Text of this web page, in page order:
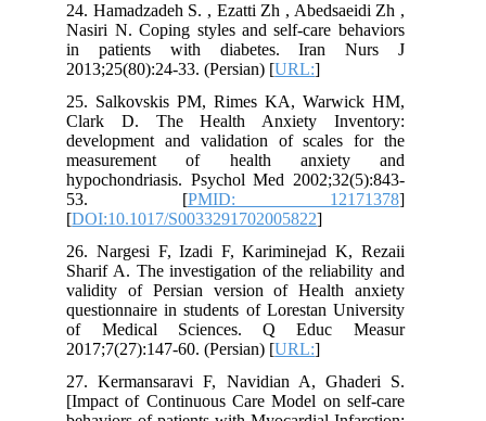
24. Hamadzadeh S. , Ezatti Zh , Abedsaeidi Zh ,
Nasiri N. Coping styles and self-care behaviors
in patients with diabetes. Iran Nurs J
2013;25(80):24-33. (Persian) [URL:
25. Salkovskis PM, Rimes KA, Warwick HM,
Clark D. The Health Anxiety Inventory:
development and validation of scales for the
measurement of health anxiety and
hypochondriasis. Psychol Med 2002;32(5):843-
53. [PMID: 12171378
[DOI:10.1017/S0033291702005822
26. Nargesi F, Izadi F, Kariminejad K, Rezaii
Sharif A. The investigation of the reliability and
validity of Persian version of Health anxiety
questionnaire in students of Lorestan University
of Medical Sciences. Q Educ Measur
2017;7(27):147-60. (Persian) [URL:
27. Kermansaravi F, Navidian A, Ghaderi S.
[Impact of Continuous Care Model on self-care